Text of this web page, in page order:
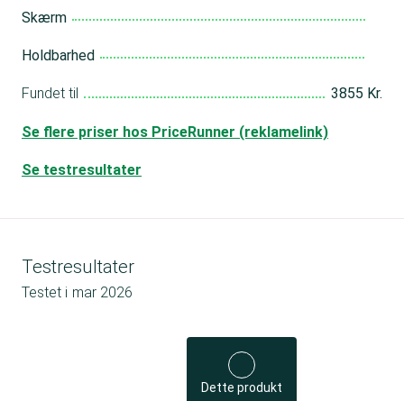
Skærm
Holdbarhed
Fundet til 3855 Kr.
Se flere priser hos PriceRunner (reklamelink)
Se testresultater
Testresultater
Testet i mar 2026
Dette produkt